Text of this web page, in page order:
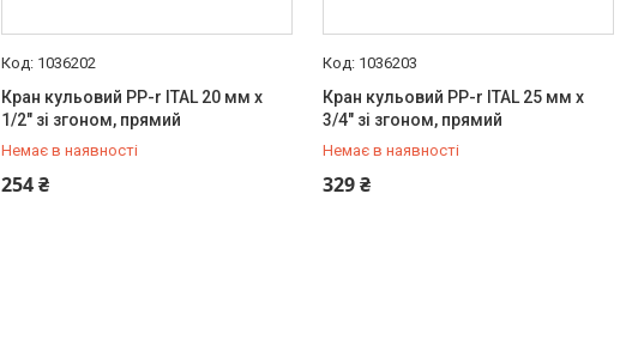
1036202
Кран кульовий PP-r ITAL 20 мм х
1/2" зі згоном, прямий
Немає в наявності
254 ₴
+380 (67) 500-59-19
1036203
Кран кульовий PP-r ITAL 25 мм х
3/4" зі згоном, прямий
Немає в наявності
329 ₴
+380 (67) 500-59-19